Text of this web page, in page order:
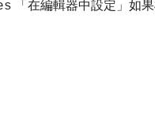
「在編輯器中設定」如